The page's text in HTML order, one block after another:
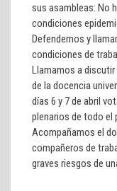
sus asambleas: No
condiciones
Defendemos y
condiciones de
Llamamos a
de la docencia
días 6 y 7 de abril
plenarios de todo el
Acompañamos el
compañeros de
graves riesgos de